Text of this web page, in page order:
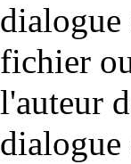
fichier
l'auteur
dialogue